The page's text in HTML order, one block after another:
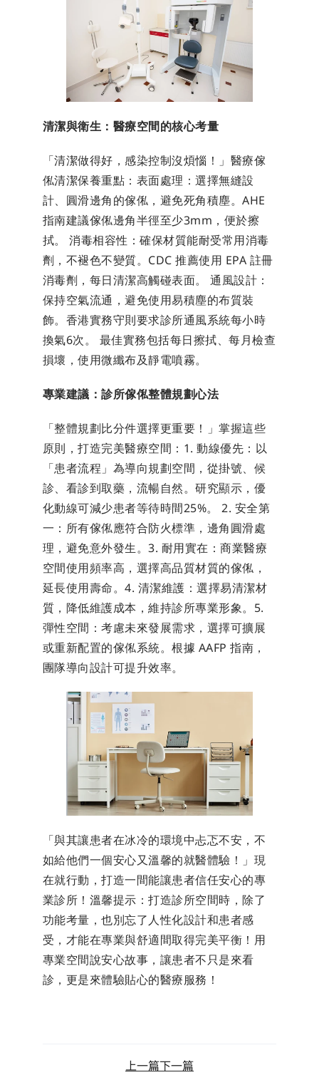
清潔與衛生：醫療空間的核心考量
「清潔做得好，感染控制沒煩惱！」醫療傢
俬清潔保養重點：表面處理：選擇無縫設
計、圓滑邊角的傢俬，避免死角積塵。AHE
指南建議傢俬邊角半徑至少3mm，便於擦
拭。 消毒相容性：確保材質能耐受常用消毒
劑，不褪色不變質。CDC 推薦使用 EPA 註冊
消毒劑，每日清潔高觸碰表面。 通風設計：
保持空氣流通，避免使用易積塵的布質裝
飾。香港實務守則要求診所通風系統每小時
換氣6次。 最佳實務包括每日擦拭、每月檢查
損壞，使用微纖布及靜電噴霧。
專業建議：診所傢俬整體規劃心法
「整體規劃比分件選擇更重要！」掌握這些
原則，打造完美醫療空間：1. 動線優先：以
「患者流程」為導向規劃空間，從掛號、候
診、看診到取藥，流暢自然。研究顯示，優
化動線可減少患者等待時間25%。 2. 安全第
一：所有傢俬應符合防火標準，邊角圓滑處
理，避免意外發生。3. 耐用實在：商業醫療
空間使用頻率高，選擇高品質材質的傢俬，
延長使用壽命。4. 清潔維護：選擇易清潔材
質，降低維護成本，維持診所專業形象。5.
彈性空間：考慮未來發展需求，選擇可擴展
或重新配置的傢俬系統。根據 AAFP 指南，
團隊導向設計可提升效率。
「與其讓患者在冰冷的環境中忐忑不安，不
如給他們一個安心又溫馨的就醫體驗！」現
在就行動，打造一間能讓患者信任安心的專
業診所！溫馨提示：打造診所空間時，除了
功能考量，也別忘了人性化設計和患者感
受，才能在專業與舒適間取得完美平衡！用
專業空間說安心故事，讓患者不只是來看
診，更是來體驗貼心的醫療服務！
上一篇下一篇